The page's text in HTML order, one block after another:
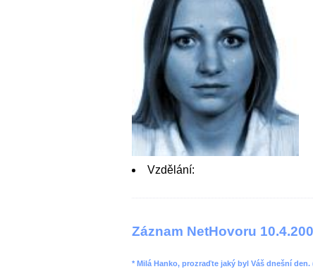
Vzdělání:
Záznam NetHovoru
* Milá Hanko, prozraďte jaký byl Váš dnešní